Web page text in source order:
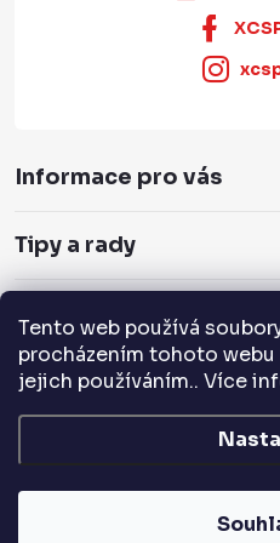
Tento web používá
procházením tohoto
jejich používáním.. Více
Informace pro vás
Tipy a rady
Servis a služby
Přijímáme online platby